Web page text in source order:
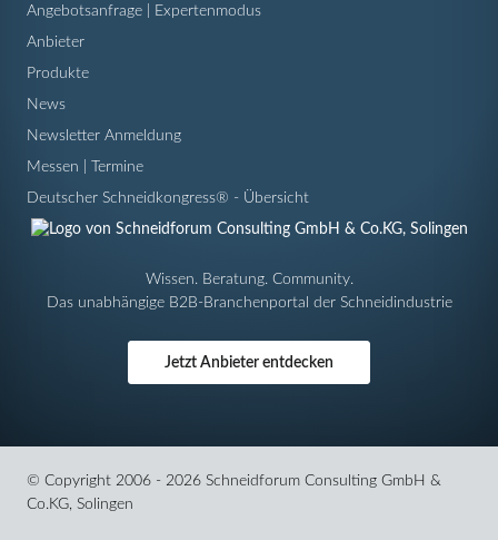
Angebotsanfrage | Expertenmodus
Anbieter
Produkte
News
Newsletter Anmeldung
Messen | Termine
Deutscher Schneidkongress® - Übersicht
Wissen. Beratung. Community.
Das unabhängige B2B-Branchenportal der Schneidindustrie
Jetzt Anbieter entdecken
© Copyright 2006 - 2026 Schneidforum Consulting GmbH &
Co.KG, Solingen